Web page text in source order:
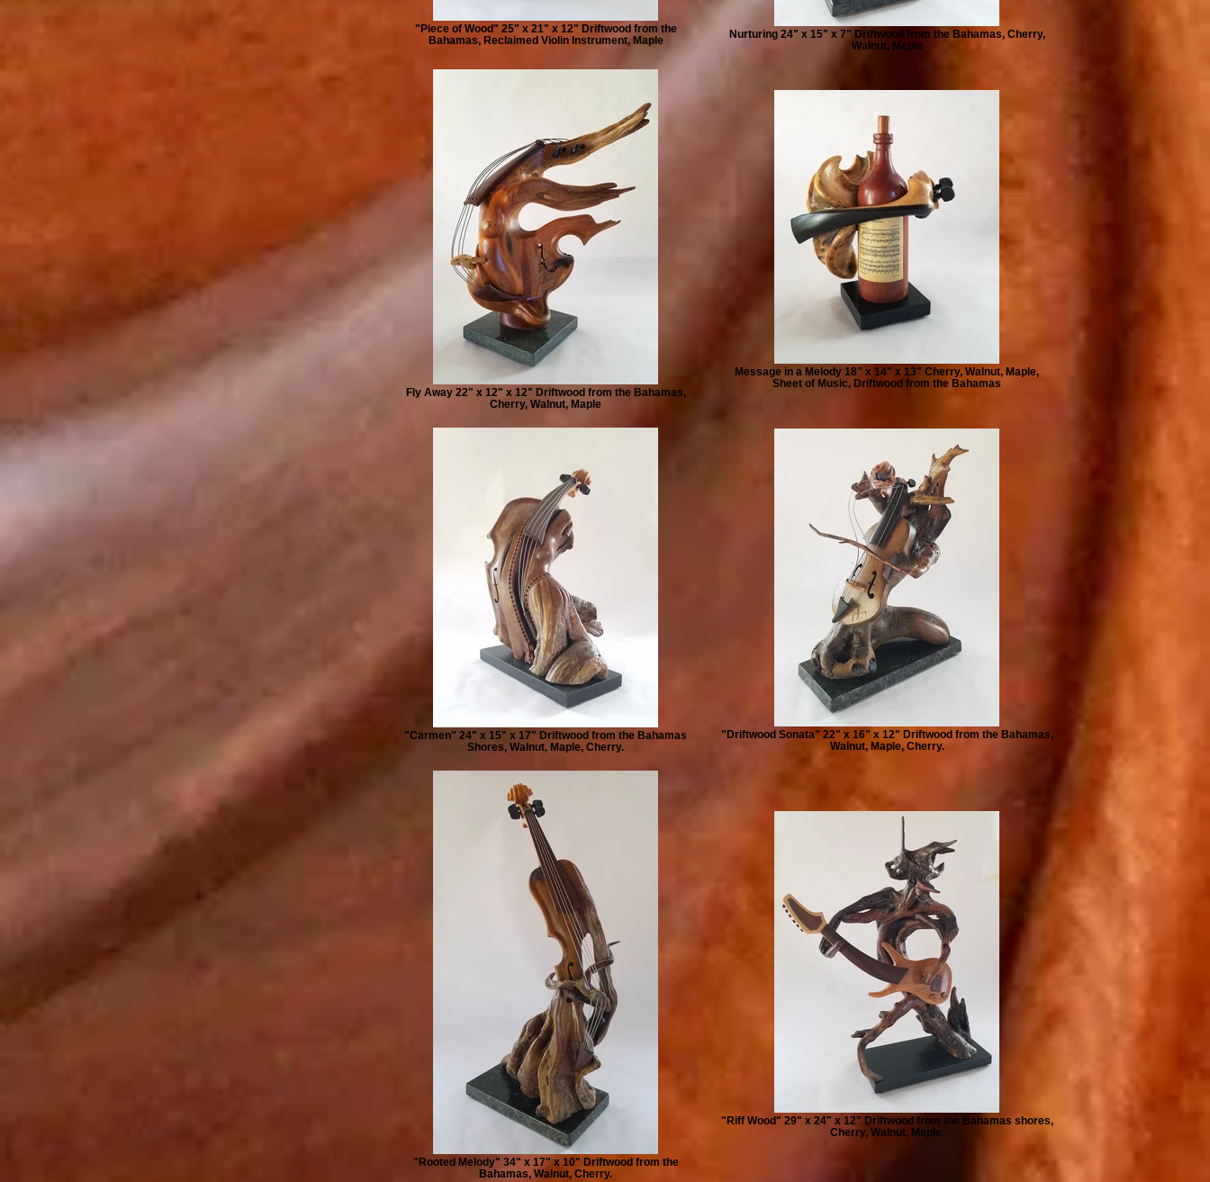
"Piece of Wood" 25" x 21" x 12" Driftwood from the
Bahamas, Reclaimed Violin Instrument, Maple
Nurturing 24" x 15" x 7" Driftwood from the Bahamas, Cherry,
Walnut, Maple
Fly Away 22" x 12" x 12" Driftwood from the Bahamas,
Cherry, Walnut, Maple
Message in a Melody 18" x 14" x 13" Cherry, Walnut, Maple,
Sheet of Music, Driftwood from the Bahamas
"Carmen" 24" x 15" x 17" Driftwood from the Bahamas
Shores, Walnut, Maple, Cherry.
"Driftwood Sonata" 22" x 16" x 12" Driftwood from the Bahamas,
Walnut, Maple, Cherry.
"Rooted Melody" 34" x 17" x 10" Driftwood from the
Bahamas, Walnut, Cherry.
"Riff Wood" 29" x 24" x 12" Driftwood from the Bahamas shores,
Cherry, Walnut, Maple.